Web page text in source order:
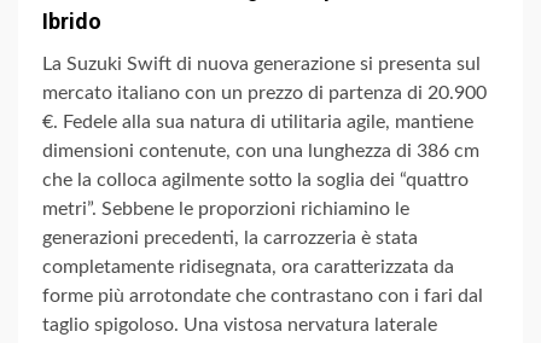
Ibrido
La Suzuki Swift di nuova generazione si presenta sul
mercato italiano con un prezzo di partenza di 20.900
€. Fedele alla sua natura di utilitaria agile, mantiene
dimensioni contenute, con una lunghezza di 386 cm
che la colloca agilmente sotto la soglia dei “quattro
metri”. Sebbene le proporzioni richiamino le
generazioni precedenti, la carrozzeria è stata
completamente ridisegnata, ora caratterizzata da
forme più arrotondate che contrastano con i fari dal
taglio spigoloso. Una vistosa nervatura laterale